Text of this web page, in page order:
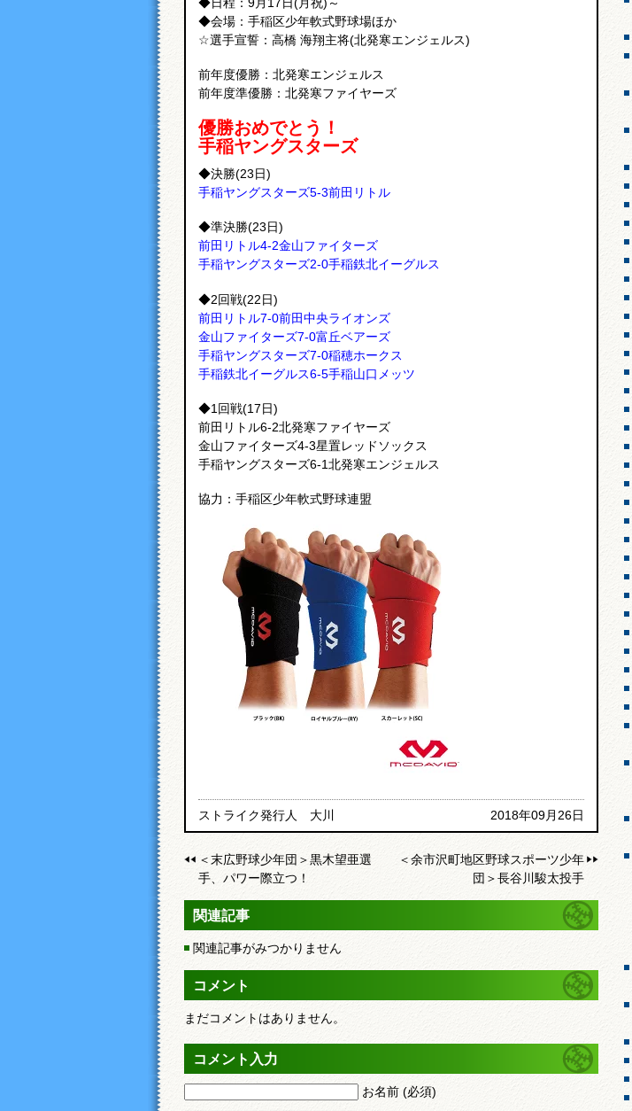
◆会場：手稲区少年軟式野球場ほか
☆選手宣誓：高橋 海翔主将(北発寒エンジェルス)
前年度優勝：北発寒エンジェルス
前年度準優勝：北発寒ファイヤーズ
優勝おめでとう！
手稲ヤングスターズ
◆決勝(23日)
手稲ヤングスターズ5-3前田リトル
◆準決勝(23日)
前田リトル4-2金山ファイターズ
手稲ヤングスターズ2-0手稲鉄北イーグルス
◆2回戦(22日)
前田リトル7-0前田中央ライオンズ
金山ファイターズ7-0富丘ベアーズ
手稲ヤングスターズ7-0稲穂ホークス
手稲鉄北イーグルス6-5手稲山口メッツ
◆1回戦(17日)
前田リトル6-2北発寒ファイヤーズ
金山ファイターズ4-3星置レッドソックス
手稲ヤングスターズ6-1北発寒エンジェルス
協力：手稲区少年軟式野球連盟
ストライク発行人 大川 2018年09月26日
＜末広野球少年団＞黒木望亜選
手、パワー際立つ！
＜余市沢町地区野球スポーツ少年
団＞長谷川駿太投手
関連記事
関連記事がみつかりません
コメント
まだコメントはありません。
コメント入力
お名前 (必須)